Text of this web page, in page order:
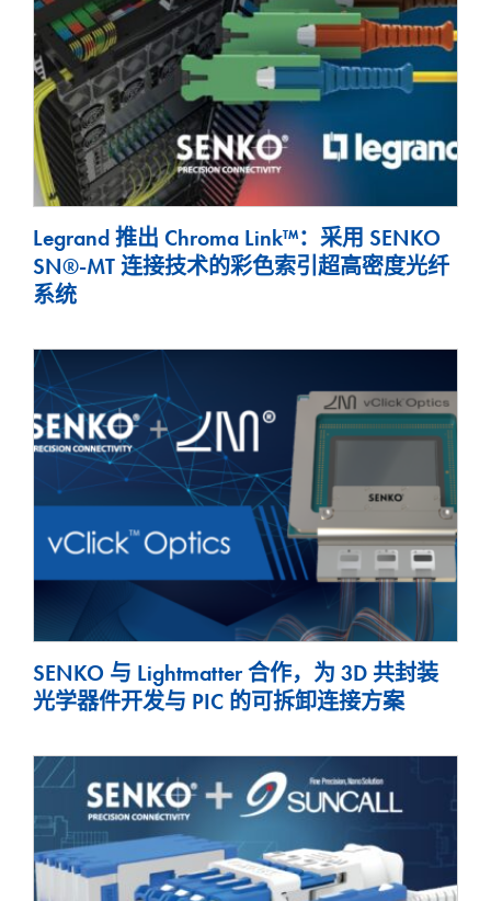
Legrand 推出 Chroma Link™：采用 SENKO
SN®-MT 连接技术的彩色索引超高密度光纤
系统
SENKO 与 Lightmatter 合作，为 3D 共封装
光学器件开发与 PIC 的可拆卸连接方案